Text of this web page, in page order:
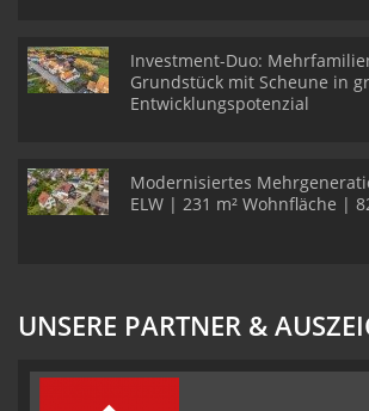
Investment-Duo:
Grundstück mit Scheune in
Entwicklungspotenzial
Modernisiertes
ELW | 231 m² Wohnfläche |
UNSERE PARTNER &